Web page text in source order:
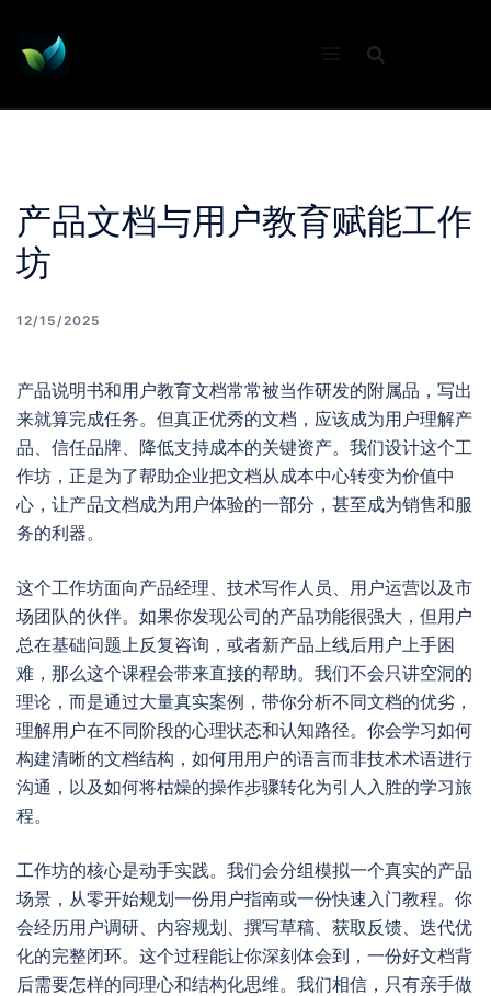
content
产品文档与用户教育赋能工作
坊
12/15/2025
产品说明书和用户教育文档常常被当作研发的附属品，写出
来就算完成任务。但真正优秀的文档，应该成为用户理解产
品、信任品牌、降低支持成本的关键资产。我们设计这个工
作坊，正是为了帮助企业把文档从成本中心转变为价值中
心，让产品文档成为用户体验的一部分，甚至成为销售和服
务的利器。
这个工作坊面向产品经理、技术写作人员、用户运营以及市
场团队的伙伴。如果你发现公司的产品功能很强大，但用户
总在基础问题上反复咨询，或者新产品上线后用户上手困
难，那么这个课程会带来直接的帮助。我们不会只讲空洞的
理论，而是通过大量真实案例，带你分析不同文档的优劣，
理解用户在不同阶段的心理状态和认知路径。你会学习如何
构建清晰的文档结构，如何用用户的语言而非技术术语进行
沟通，以及如何将枯燥的操作步骤转化为引人入胜的学习旅
程。
工作坊的核心是动手实践。我们会分组模拟一个真实的产品
场景，从零开始规划一份用户指南或一份快速入门教程。你
会经历用户调研、内容规划、撰写草稿、获取反馈、迭代优
化的完整闭环。这个过程能让你深刻体会到，一份好文档背
后需要怎样的同理心和结构化思维。我们相信，只有亲手做